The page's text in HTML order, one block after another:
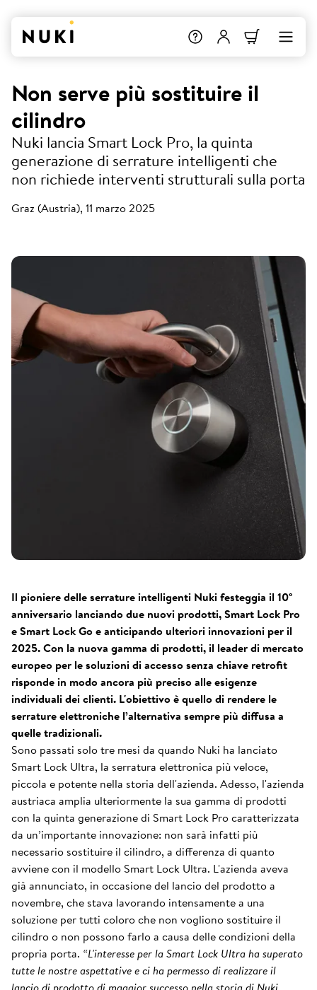
Non serve più sostituire il
cilindro
Nuki lancia Smart Lock Pro, la quinta
generazione di serrature intelligenti che
non richiede interventi strutturali sulla porta
Graz (Austria), 11 marzo 2025
Il pioniere delle serrature intelligenti Nuki festeggia il 10°
anniversario lanciando due nuovi prodotti, Smart Lock Pro
e Smart Lock Go e anticipando ulteriori innovazioni per il
2025. Con la nuova gamma di prodotti, il leader di mercato
europeo per le soluzioni di accesso senza chiave retrofit
risponde in modo ancora più preciso alle esigenze
individuali dei clienti. L'obiettivo è quello di rendere le
serrature elettroniche l’alternativa sempre più diffusa a
quelle tradizionali.
Sono passati solo tre mesi da quando Nuki ha lanciato
Smart Lock Ultra, la serratura elettronica più veloce,
piccola e potente nella storia dell'azienda. Adesso, l'azienda
austriaca amplia ulteriormente la sua gamma di prodotti
con la quinta generazione di Smart Lock Pro caratterizzata
da un’importante innovazione: non sarà infatti più
necessario sostituire il cilindro, a differenza di quanto
avviene con il modello Smart Lock Ultra. L'azienda aveva
già annunciato, in occasione del lancio del prodotto a
novembre, che stava lavorando intensamente a una
soluzione per tutti coloro che non vogliono sostituire il
cilindro o non possono farlo a causa delle condizioni della
propria porta. “L'interesse per la Smart Lock Ultra ha superato
tutte le nostre aspettative e ci ha permesso di realizzare il